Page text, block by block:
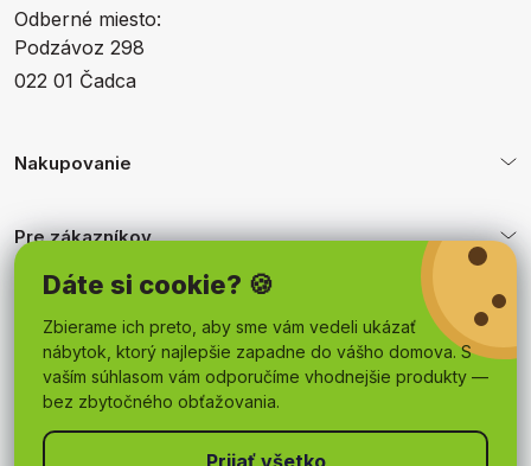
Dáte si cookie? 🍪
Zbierame ich preto, aby sme vám vedeli ukázať
nábytok, ktorý najlepšie zapadne do vášho domova. S
vaším súhlasom vám odporučíme vhodnejšie produkty —
bez zbytočného obťažovania.
Odberné miesto:
Podzávoz 298
022 01 Čadca
Nakupovanie
Pre zákazníkov